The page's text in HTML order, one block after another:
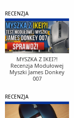
RECENZJA
MYSZKA Z IKEI?!
Recenzja Modułowej
Myszki James Donkey
007
RECENZJA